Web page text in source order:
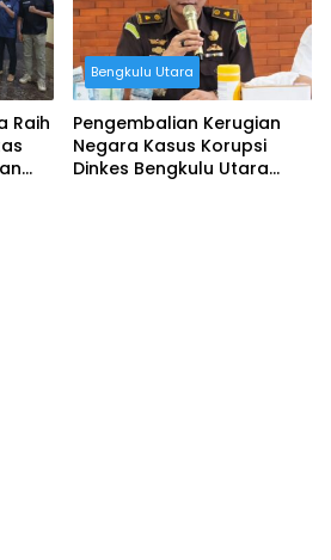
Raih
Bengkulu Utara
Pengembalian Kerugian
Negara Kasus Korupsi
Dinkes Bengkulu Utara